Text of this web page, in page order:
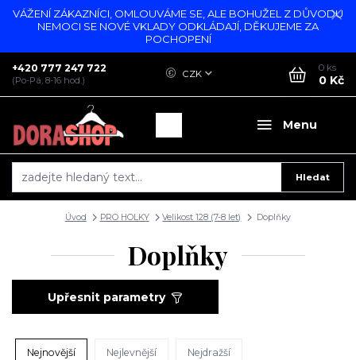
VÁŽENÍ ZÁKAZNÍCI, OMLOUVÁME SE, ALE BOHUŽEL Z DŮVODU
NEMOCI SE NOVÉ VKLADY ODKLÁDAJÍ, DĚKUJEME ZA
POCHOPENÍ
Menu
CZK
Hledat
+420 777 247 722
(Po-Pá, 8-16 hod.)
0 ks
0 Kč
Úvod PRO HOLKY Velikost 128 (7-8 let) Doplňky
Doplňky
Upřesnit parametry
Nejnovější Nejlevnější Nejdražší